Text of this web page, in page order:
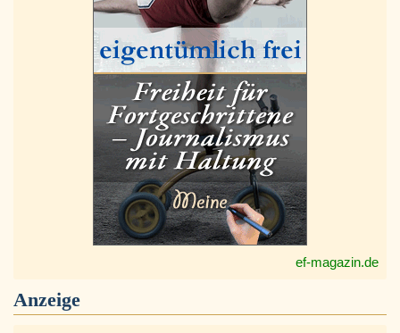
ef-magazin.de
Anzeige